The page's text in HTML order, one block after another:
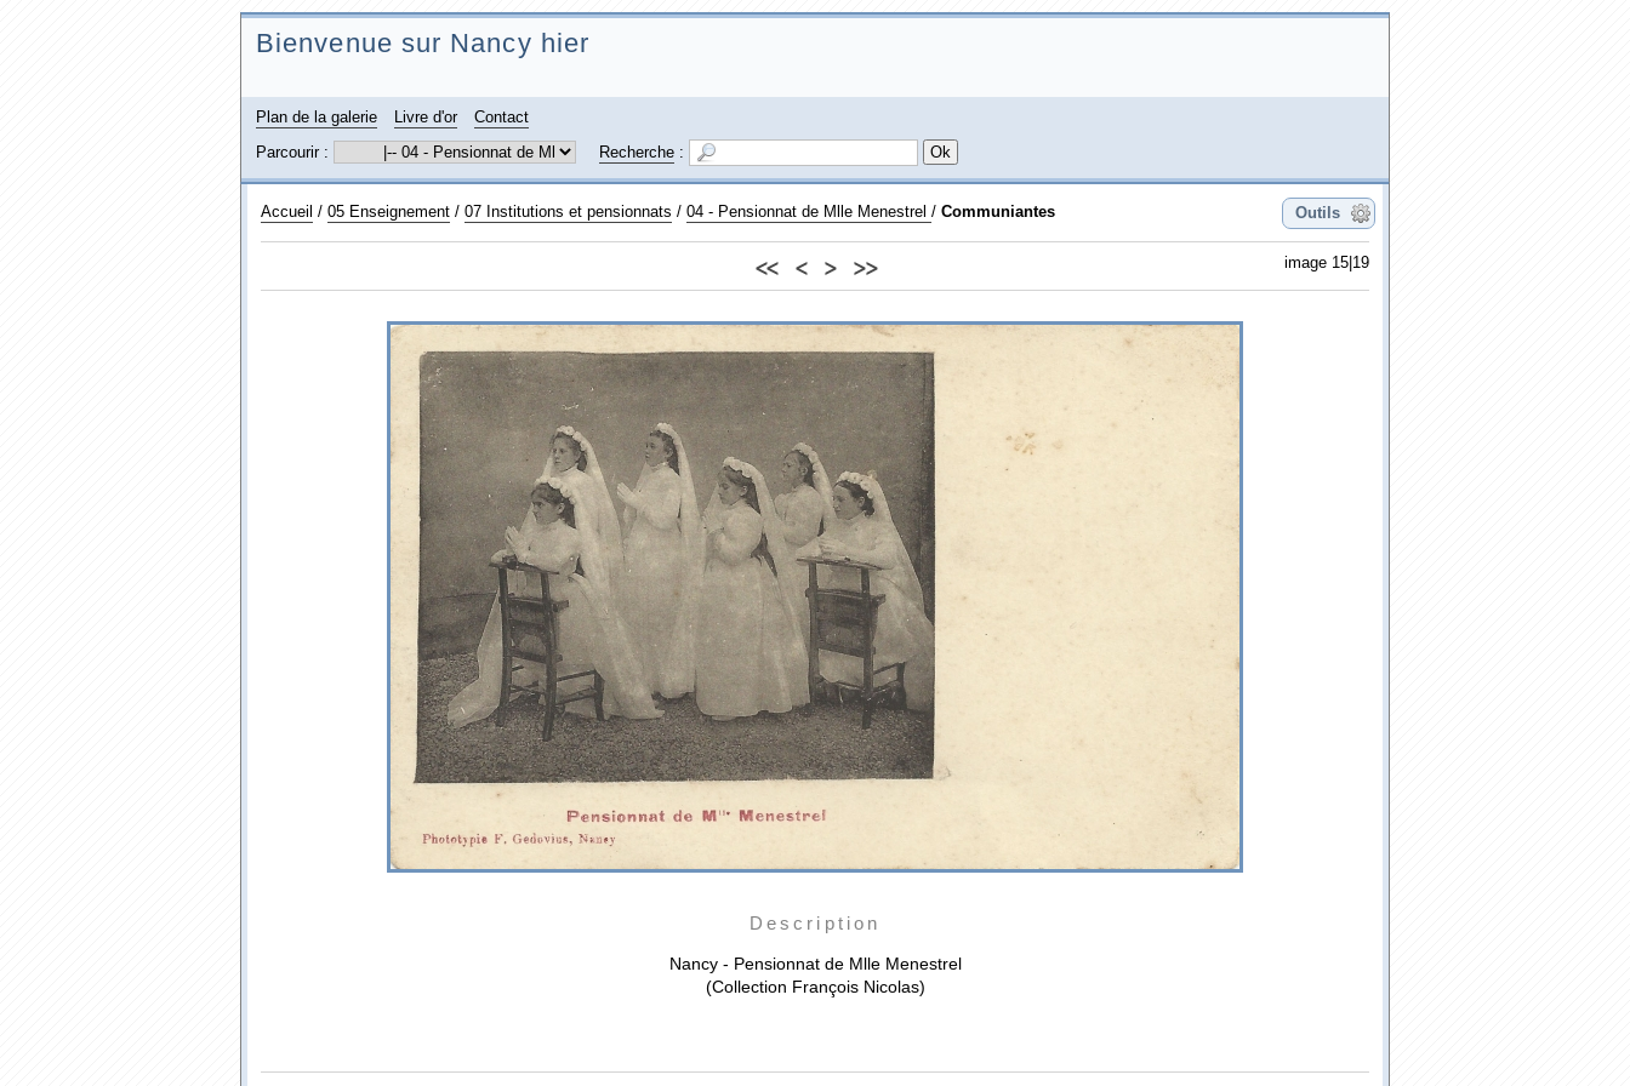
Bienvenue sur Nancy hier
Plan de la galerie Livre d'or
Contact
Parcourir :
Recherche :
Outils
Accueil / 05 Enseignement / 07 Institutions et pensionnats / 04 - Pensionnat de Mlle Menestrel / Communiantes
image 15|19
<< < > >>
Description
Nancy - Pensionnat de Mlle Menestrel
(Collection François Nicolas)